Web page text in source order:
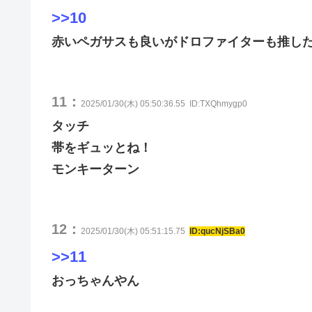
>>10
赤いペガサスも良いがドロファイターも推し
11： 2025/01/30(木) 05:50:36.55 ID:TXQhmygp0
タッチ
帯をギュッとね！
モンキーターン
12： 2025/01/30(木) 05:51:15.75 ID:qucNjSBa0
>>11
おっちゃんやん